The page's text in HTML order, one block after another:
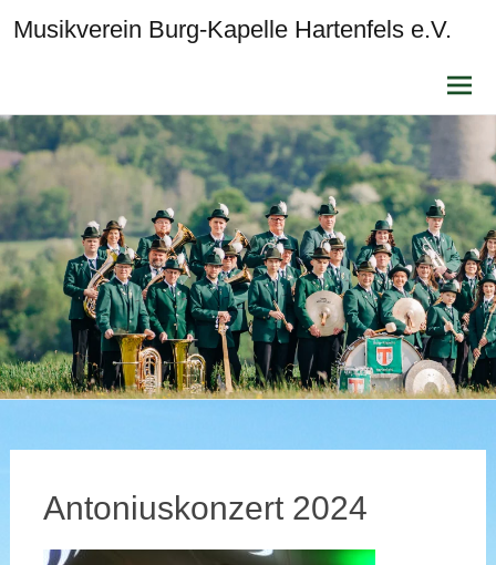
Musikverein Burg-Kapelle Hartenfels e.V.
Inhalt
Antoniuskonzert 2024